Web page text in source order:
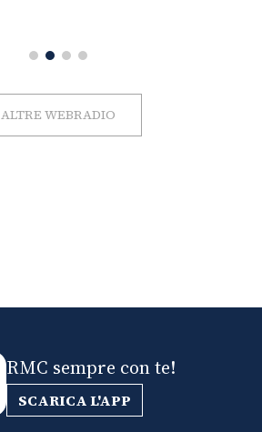
ALTRE WEBRADIO
RMC sempre con te!
SCARICA L'APP